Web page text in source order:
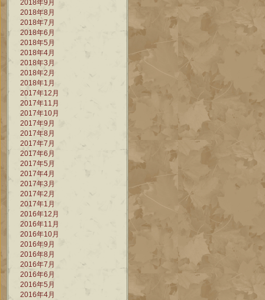
2018年9月
2018年8月
2018年7月
2018年6月
2018年5月
2018年4月
2018年3月
2018年2月
2018年1月
2017年12月
2017年11月
2017年10月
2017年9月
2017年8月
2017年7月
2017年6月
2017年5月
2017年4月
2017年3月
2017年2月
2017年1月
2016年12月
2016年11月
2016年10月
2016年9月
2016年8月
2016年7月
2016年6月
2016年5月
2016年4月